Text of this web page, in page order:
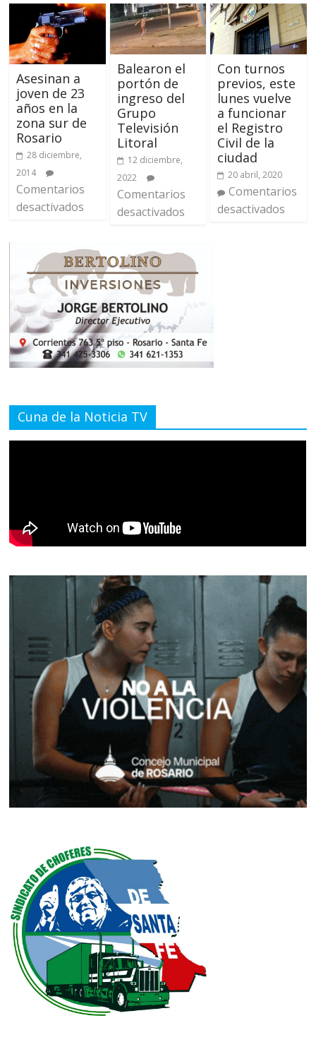
Asesinan a
joven de 23
años en la
zona sur de
Rosario
28 diciembre,
2014
Comentarios
desactivados
Balearon el
portón de
ingreso del
Grupo
Televisión
Litoral
12 diciembre,
2022
Comentarios
desactivados
Con turnos
previos, este
lunes vuelve
a funcionar
el Registro
Civil de la
ciudad
20 abril, 2020
Comentarios
desactivados
Cuna de la Noticia TV